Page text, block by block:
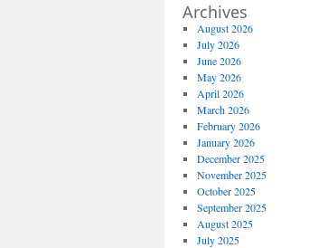
Archives
August 2026
July 2026
June 2026
May 2026
April 2026
March 2026
February 2026
January 2026
December 2025
November 2025
October 2025
September 2025
August 2025
July 2025